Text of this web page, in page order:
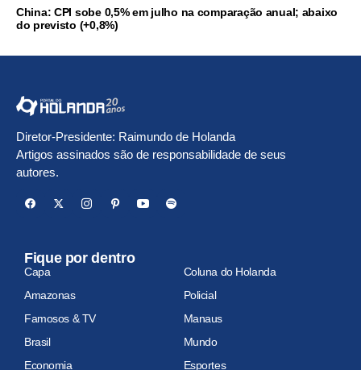
China: CPI sobe 0,5% em julho na comparação anual; abaixo
do previsto (+0,8%)
Diretor-Presidente: Raimundo de Holanda
Artigos assinados são de responsabilidade de seus
autores.
Fique por dentro
Capa
Coluna do Holanda
Amazonas
Policial
Famosos & TV
Manaus
Brasil
Mundo
Economia
Esportes